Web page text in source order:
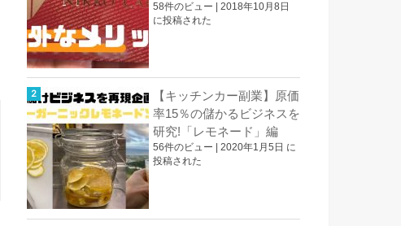
58件のビュー
2018年10月8日
に投稿された
【キッチンカー副業】原価
率15％の儲かるビジネスを
研究!「レモネード」編
56件のビュー
2020年1月5日 に
投稿された